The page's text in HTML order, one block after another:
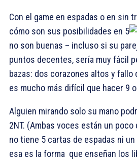
Con el game en espadas o en sin
cómo son sus posibilidades en 5
no son buenas – incluso si su
puntos decentes, sería muy fácil
bazas: dos corazones altos y fallo
es mucho más difícil que hacer 9
Alguien mirando solo su mano
2NT. (Ambas voces están un
no tiene 5 cartas de espadas ni
esa es la forma que enseñan los